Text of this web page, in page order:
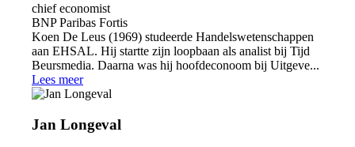
chief economist
BNP Paribas Fortis
Koen De Leus (1969) studeerde Handelswetenschappen
aan EHSAL. Hij startte zijn loopbaan als analist bij Tijd
Beursmedia. Daarna was hij hoofdeconoom bij Uitgeve...
Lees meer
Jan Longeval